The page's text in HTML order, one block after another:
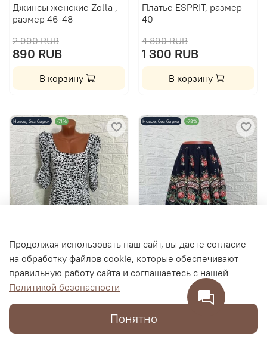
Джинсы женские Zolla ,
размер 46-48
2 990 RUB
890 RUB
В корзину
Платье ESPRIT, размер
40
4 890 RUB
1 300 RUB
В корзину
Новое, без бирки -71%
5 490 RUB
Новое, без бирки -78%
Юбка с принтом, размер
1 990 RUB
Продолжая использовать наш сайт, вы даете согласие
на обработку файлов cookie, которые обеспечивают
правильную работу сайта и соглашаетесь с нашей
Политикой безопасности
Понятно